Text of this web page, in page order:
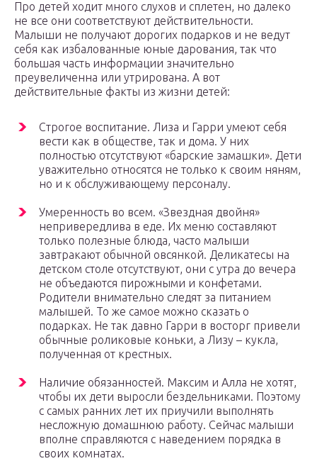
Про детей ходит много слухов и сплетен, но далеко
не все они соответствуют действительности.
Малыши не получают дорогих подарков и не ведут
себя как избалованные юные дарования, так что
большая часть информации значительно
преувеличенна или утрирована. А вот
действительные факты из жизни детей:
Строгое воспитание. Лиза и Гарри умеют себя
вести как в обществе, так и дома. У них
полностью отсутствуют «барские замашки». Дети
уважительно относятся не только к своим няням,
но и к обслуживающему персоналу.
Умеренность во всем. «Звездная двойня»
непривередлива в еде. Их меню составляют
только полезные блюда, часто малыши
завтракают обычной овсянкой. Деликатесы на
детском столе отсутствуют, они с утра до вечера
не объедаются пирожными и конфетами.
Родители внимательно следят за питанием
малышей. То же самое можно сказать о
подарках. Не так давно Гарри в восторг привели
обычные роликовые коньки, а Лизу – кукла,
полученная от крестных.
Наличие обязанностей. Максим и Алла не хотят,
чтобы их дети выросли бездельниками. Поэтому
с самых ранних лет их приучили выполнять
несложную домашнюю работу. Сейчас малыши
вполне справляются с наведением порядка в
своих комнатах.